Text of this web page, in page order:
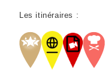
Les itinéraires :